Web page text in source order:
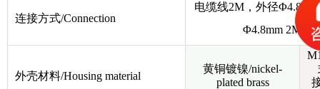
连接方式/Connection
电缆线2M，外径Φ
Φ4.8mm 2M
外壳材料/Housing material
黄铜镀镍/nickel-
plated brass